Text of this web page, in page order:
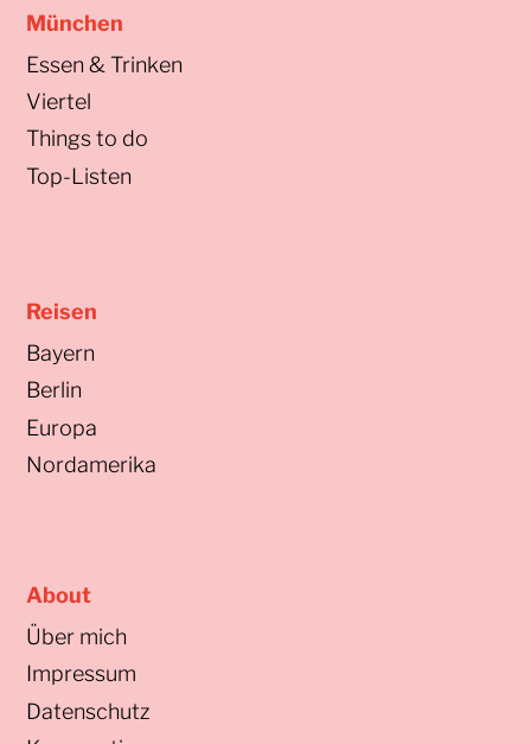
München
Essen & Trinken
Viertel
Things to do
Top-Listen
Reisen
Bayern
Berlin
Europa
Nordamerika
About
Über mich
Impressum
Datenschutz